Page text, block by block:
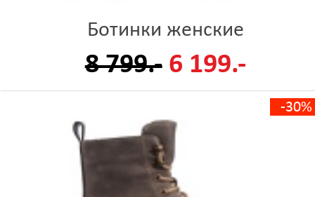
Ботинки женские
8 799.- 6 199.-
-30%